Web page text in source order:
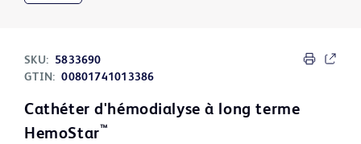
SKU:
5833690
GTIN: 00801741013386
Cathéter d'hémodialyse à long terme
HemoStar™